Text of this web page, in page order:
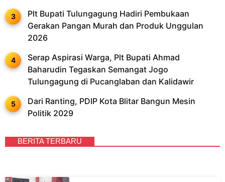
Plt Bupati Tulungagung Hadiri Pembukaan
Gerakan Pangan Murah dan Produk Unggulan
2026
Serap Aspirasi Warga, Plt Bupati Ahmad
Baharudin Tegaskan Semangat Jogo
Tulungagung di Pucanglaban dan Kalidawir
Dari Ranting, PDIP Kota Blitar Bangun Mesin
Politik 2029
BERITA TERBARU